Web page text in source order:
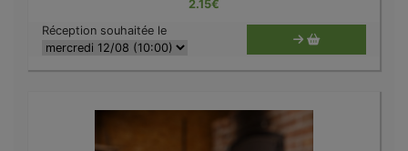
2.15€
Réception souhaitée le